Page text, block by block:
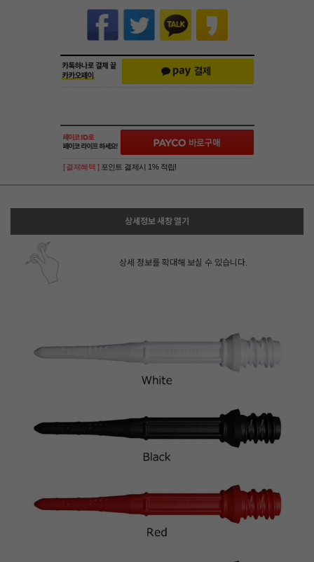
[ 결제혜택 ] 포인트 결제시 1% 적립!
상세정보 새창 열기
상세 정보를 확대해 보실 수 있습니다.